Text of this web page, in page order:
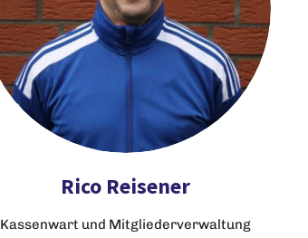
Rico Reisener
Kassenwart und Mitgliederverwaltung